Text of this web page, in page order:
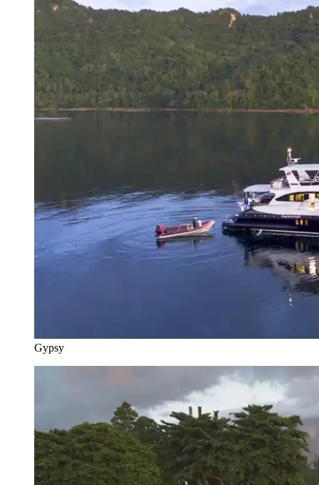
Gypsy